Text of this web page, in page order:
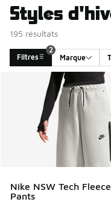
Styles
195 résultats
Filtres
2
Marque
Search
Nike NSW Tech
Pants